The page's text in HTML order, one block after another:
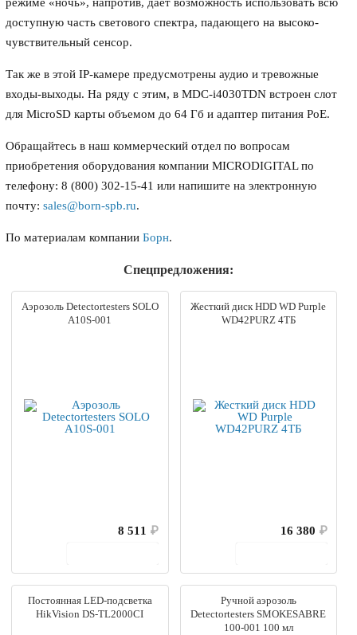
доступную часть светового спектра, падающего на высоко-
чувствительный сенсор.
Так же в этой IP-камере предусмотрены аудио и тревожные
входы-выходы. На ряду с этим, в MDC-i4030TDN встроен слот
для MicroSD карты объемом до 64 Гб и адаптер питания PoE.
Обращайтесь в наш коммерческий отдел по вопросам
приобретения оборудования компании MICRODIGITAL по
телефону: 8 (800) 302-15-41 или напишите на электронную
почту:sales@born-spb.ru.
По материалам компанииБорн.
Спецпредложения:
Аэрозоль Detectortesters SOLO
A10S-001
8 511 ₽
Жесткий диск HDD WD Purple
WD42PURZ 4ТБ
16 380 ₽
Постоянная LED-подсветка
HikVision DS-TL2000CI
Ручной аэрозоль
Detectortesters SMOKESABRE
100-001 100 мл